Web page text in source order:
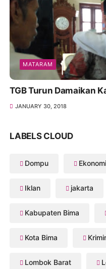
MATARAM
TGB Turun Damaikan
JANUARY 30, 2018
LABELS CLOUD
Dompu
Iklan jakarta
Kabupaten Bima
Kota Bima
Lombok Barat